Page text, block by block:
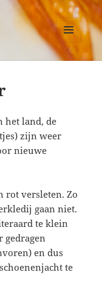
MENU
EN
het land, de
zijn weer
nieuwe
rot versleten. Zo
gaan niet.
te klein
gedragen
en dus
te